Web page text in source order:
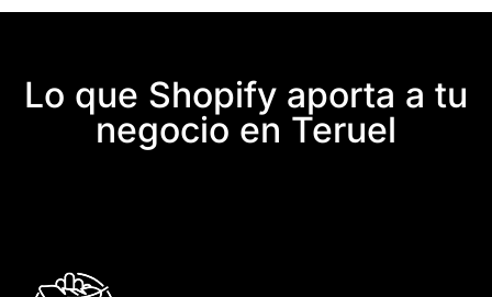
Lo que Shopify aporta a tu
negocio en Teruel